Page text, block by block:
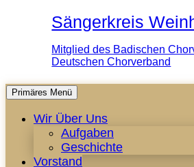
Sängerkreis
Mitglied des Badischen
Deutschen Chorverband
Primäres Menü Zum
springen
Wir Über Uns
Aufgaben
Geschichte
Vorstand